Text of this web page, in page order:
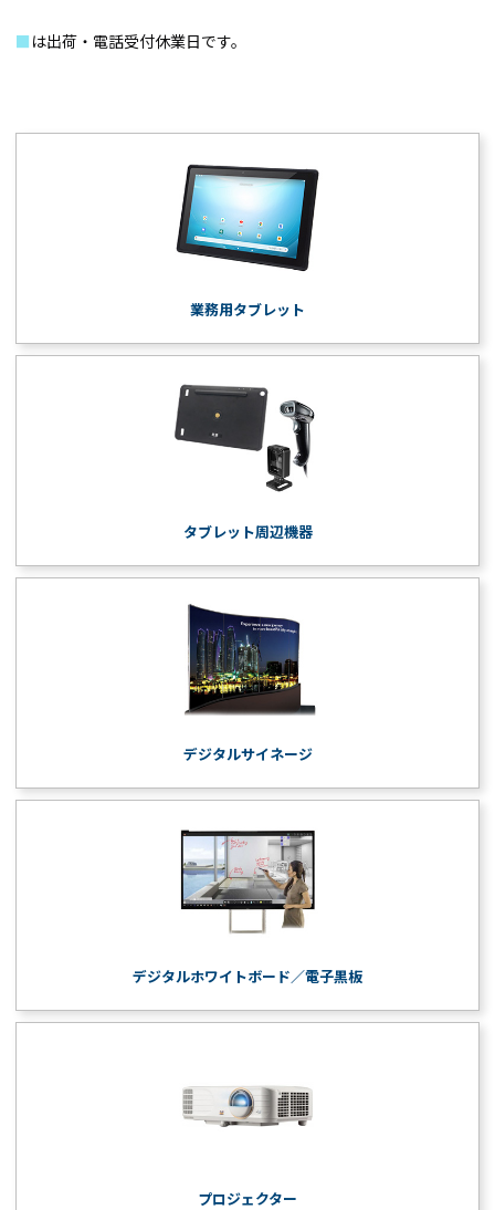
■ は出荷・電話受付休業日です。
業務用タブレット
タブレット周辺機器
デジタルサイネージ
デジタルホワイトボード／電子黒板
プロジェクター